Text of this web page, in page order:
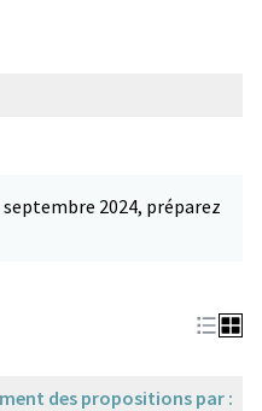
2024, préparez
des propositions par :